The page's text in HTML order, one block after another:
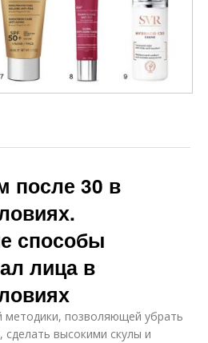
после 30 в
способы
лица в
методики, позволяющей убрать
высокими скулы и